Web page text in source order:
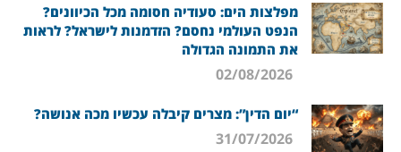
מפלצות הים: סעודיה חסומה מכל הכיוונים?
הנפט העולמי נחסם? הזדמנות לישראל? לראות
את התמונה הגדולה
“יום הדין”: מצרים קיבלה עכשיו מכה אנושה?